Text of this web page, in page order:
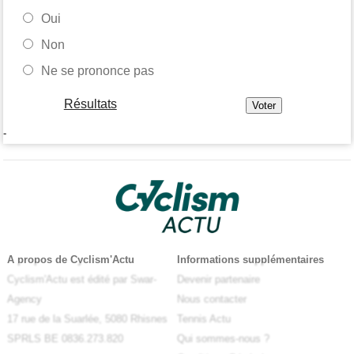
Oui
Non
Ne se prononce pas
Résultats
-
A propos de Cyclism'Actu
Cyclism'Actu est édité par Swar-
Agency
17 rue de la Suarlée, 5080 Rhisnes
SPRLS BE 0836.273.820
Informations supplémentaires
Devenir partenaire
Nous contacter
Tennis Actu
Qui sommes-nous ?